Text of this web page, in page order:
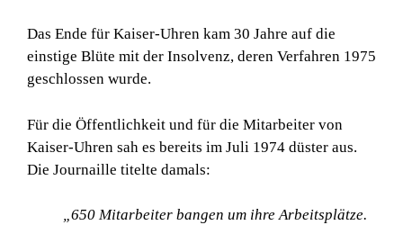
Das Ende für Kaiser-Uhren kam 30 Jahre auf die
einstige Blüte mit der Insolvenz, deren Verfahren 1975
geschlossen wurde.
Für die Öffentlichkeit und für die Mitarbeiter von
Kaiser-Uhren sah es bereits im Juli 1974 düster aus.
Die Journaille titelte damals:
„650 Mitarbeiter bangen um ihre Arbeitsplätze.